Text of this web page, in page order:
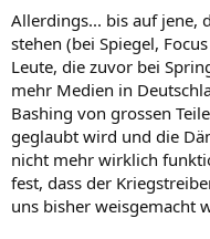
Allerdings... bis auf jene,
stehen (bei Spiegel,
Leute, die zuvor bei
mehr Medien in
Bashing von grossen
geglaubt wird und die
nicht mehr wirklich
fest, dass der
uns bisher weisgemacht